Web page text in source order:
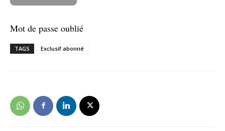
Mot de passe oublié
TAGS Exclusif abonné